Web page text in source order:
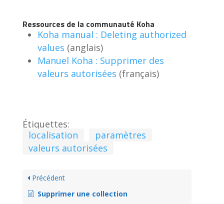
Ressources de la communauté Koha
Koha manual : Deleting authorized
values (anglais)
Manuel Koha : Supprimer des
valeurs autorisées (français)
Étiquettes:
localisation
paramètres
valeurs autorisées
Précédent
Supprimer une collection